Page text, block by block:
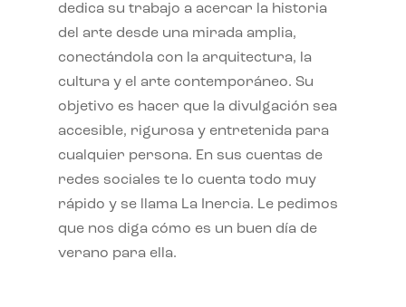
dedica su trabajo a acercar la historia
del arte desde una mirada amplia,
conectándola con la arquitectura, la
cultura y el arte contemporáneo. Su
objetivo es hacer que la divulgación sea
accesible, rigurosa y entretenida para
cualquier persona. En sus cuentas de
redes sociales te lo cuenta todo muy
rápido y se llama La Inercia. Le pedimos
que nos diga cómo es un buen día de
verano para ella.